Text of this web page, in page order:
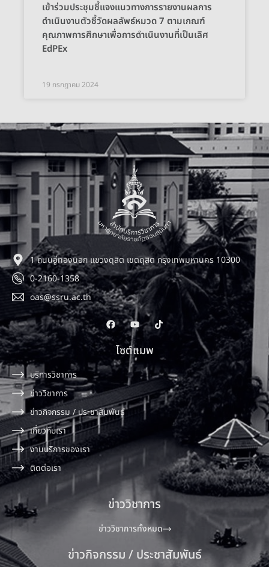
เข้าร่วมประชุมชี้แจงแนวทางการรายงานผลการ
ดำเนินงานตัวชี้วัดผลลัพธ์หมวด 7 ตามเกณฑ์
คุณภาพการศึกษาเพื่อการดำเนินงานที่เป็นเลิศ
EdPEx
19 กรกฎาคม 2024
1 ถนนอู่ทองนอก แขวงดุสิต เขตดุสิต กรุงเทพมหานคร 10300
0-2160-1358
oas@ssru.ac.th
ไซต์แมพ
บริการวิชาการ
ข่าววิชาการ
ข่าวกิจกรรม / ประชาสัมพันธ์
เกี่ยวกับเรา
งานบริการของเรา
ติดต่อเรา
ข่าววิชาการ
ข่าววิชาการทั้งหมด
ข่าวกิจกรรม / ประชาสัมพันธ์